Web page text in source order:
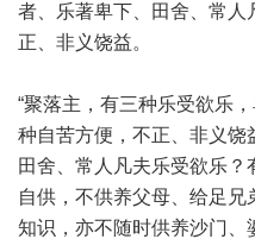
者、乐著卑下、田舍、常人
正、非义饶益。
“聚落主，有三种乐受欲乐
种自苦方便，不正、非义饶
田舍、常人凡夫乐受欲乐
自供，不供养父母、给足兄
知识，亦不随时供养沙门、